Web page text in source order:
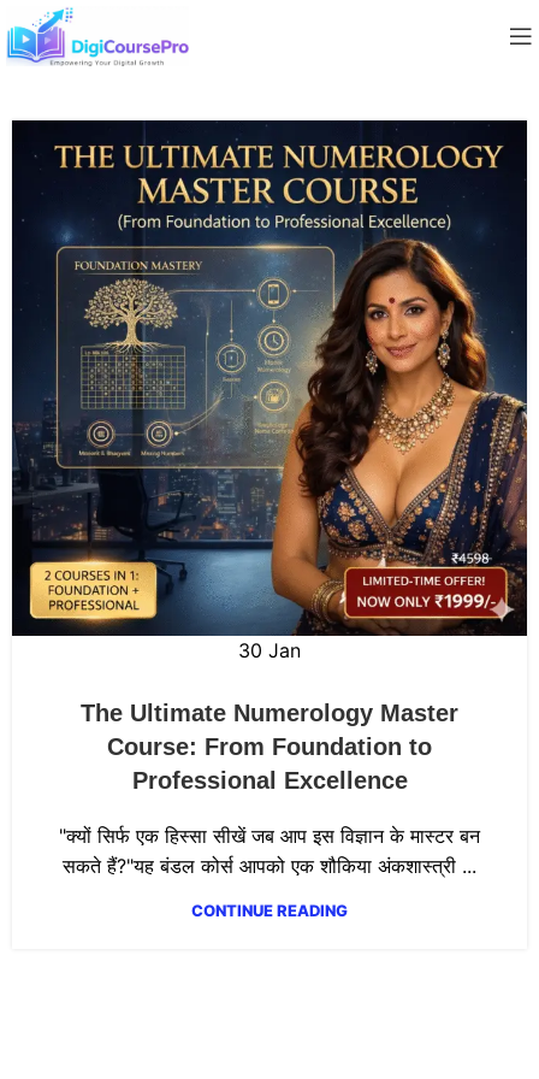
30 Jan
The Ultimate Numerology Master
Course: From Foundation to
Professional Excellence
"क्यों सिर्फ एक हिस्सा सीखें जब आप इस विज्ञान के मास्टर बन
सकते हैं?"यह बंडल कोर्स आपको एक शौकिया अंकशास्त्री ...
CONTINUE READING